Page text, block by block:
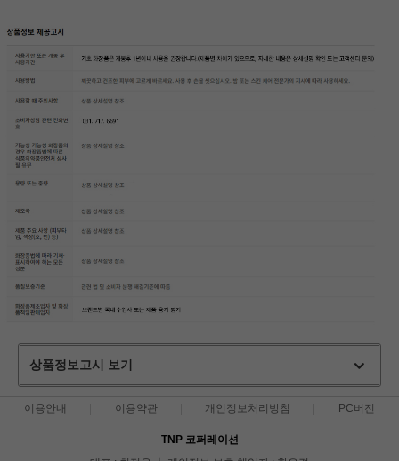
상품정보고시 보기
이용안내 이용약관 개인정보처리방침 PC버전
TNP 코퍼레이션